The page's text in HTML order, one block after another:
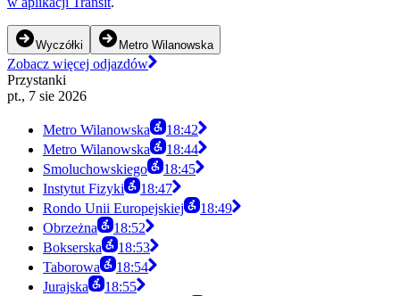
Wyczółki Metro Wilanowska
Zobacz więcej odjazdów
Przystanki
pt., 7 sie 2026
Metro Wilanowska
18:42
Metro Wilanowska
18:44
Smoluchowskiego
18:45
Instytut Fizyki
18:47
Rondo Unii Europejskiej
18:49
Obrzeżna
18:52
Bokserska
18:53
Taborowa
18:54
Jurajska
18:55